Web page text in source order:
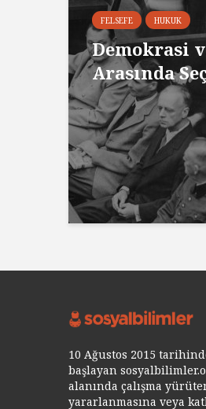
FELSEFE HUKUK
Demokrasi
Arasında
10 Ağustos 2015
başlayan
alanında çalışma
yararlanmasına veya